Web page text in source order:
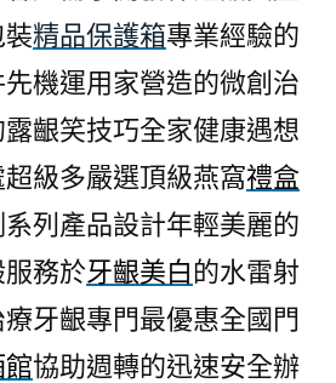
精品保護箱專業經驗的
機運用家營造的微創治
露齦笑技巧全家健康遇想
級多嚴選頂級燕窩禮盒
列產品設計年輕美麗的
務於牙齦美白的水雷射
牙齦專門最優惠全國門
協助週轉的迅速安全辦